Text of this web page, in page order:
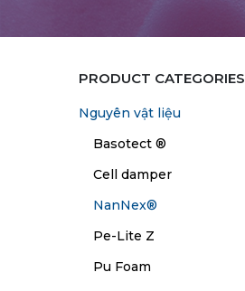
PRODUCT CATEGORIES
Nguyên vật liệu
Basotect ®
Cell damper
NanNex®
Pe-Lite Z
Pu Foam